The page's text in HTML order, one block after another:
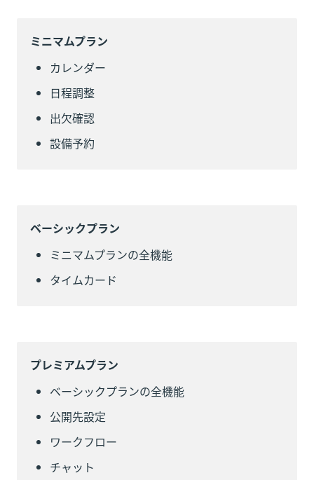
ミニマムプラン
カレンダー
日程調整
出欠確認
設備予約
ベーシックプラン
ミニマムプランの全機能
タイムカード
プレミアムプラン
ベーシックプランの全機能
公開先設定
ワークフロー
チャット